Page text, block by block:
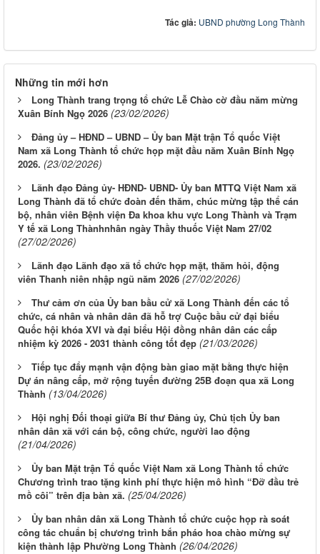
Tác giả: UBND phường Long Thành
Những tin mới hơn
Long Thành trang trọng tổ chức Lễ Chào cờ đầu năm mừng
Xuân Bính Ngọ 2026 (23/02/2026)
Đảng ủy – HĐND – UBND – Ủy ban Mặt trận Tổ quốc Việt
Nam xã Long Thành tổ chức họp mặt đầu năm Xuân Bính Ngọ
2026. (23/02/2026)
Lãnh đạo Đảng ủy- HĐND- UBND- Ủy ban MTTQ Việt Nam xã
Long Thành đã tổ chức đoàn đến thăm, chúc mừng tập thể cán
bộ, nhân viên Bệnh viện Đa khoa khu vực Long Thành và Trạm
Y tế xã Long Thànhnhân ngày Thầy thuốc Việt Nam 27/02
(27/02/2026)
Lãnh đạo Lãnh đạo xã tổ chức họp mặt, thăm hỏi, động
viên Thanh niên nhập ngũ năm 2026 (27/02/2026)
Thư cảm ơn của Ủy ban bầu cử xã Long Thành đến các tổ
chức, cá nhân và nhân dân đã hỗ trợ Cuộc bầu cử đại biểu
Quốc hội khóa XVI và đại biểu Hội đồng nhân dân các cấp
nhiệm kỳ 2026 - 2031 thành công tốt đẹp (21/03/2026)
Tiếp tục đẩy mạnh vận động bàn giao mặt bằng thực hiện
Dự án nâng cấp, mở rộng tuyến đường 25B đoạn qua xã Long
Thành (13/04/2026)
Hội nghị Đối thoại giữa Bí thư Đảng ủy, Chủ tịch Ủy ban
nhân dân xã với cán bộ, công chức, người lao động
(21/04/2026)
Ủy ban Mặt trận Tổ quốc Việt Nam xã Long Thành tổ chức
Chương trình trao tặng kinh phí thực hiện mô hình “Đỡ đầu trẻ
mồ côi” trên địa bàn xã. (25/04/2026)
Ủy ban nhân dân xã Long Thành tổ chức cuộc họp rà soát
công tác chuẩn bị chương trình bắn pháo hoa chào mừng sự
kiện thành lập Phường Long Thành (26/04/2026)